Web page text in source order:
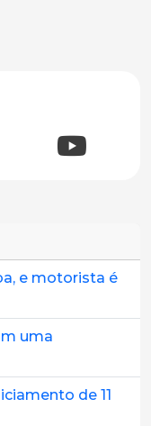
e motorista é
uma
de 11